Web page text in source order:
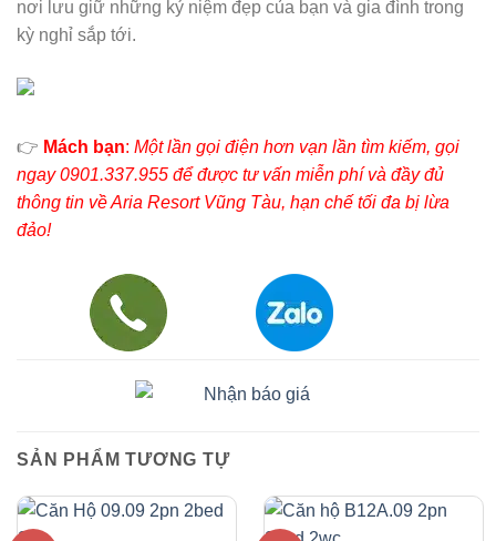
nơi lưu giữ những kỷ niệm đẹp của bạn và gia đình trong
kỳ nghỉ sắp tới.
👉 Mách bạn: Một lần gọi điện hơn vạn lần tìm kiếm, gọi
ngay 0901.337.955 để được tư vấn miễn phí và đầy đủ
thông tin về Aria Resort Vũng Tàu, hạn chế tối đa bị lừa
đảo!
SẢN PHẨM TƯƠNG TỰ